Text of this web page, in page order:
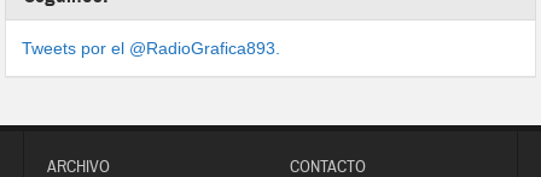
Tweets por el @RadioGrafica893.
ARCHIVO CONTACTO